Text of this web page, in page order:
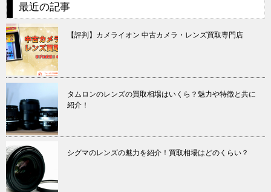
最近の記事
【評判】カメライオン 中古カメラ・レンズ買取専門店
タムロンのレンズの買取相場はいくら？魅力や特徴と共に
紹介！
シグマのレンズの魅力を紹介！買取相場はどのくらい？